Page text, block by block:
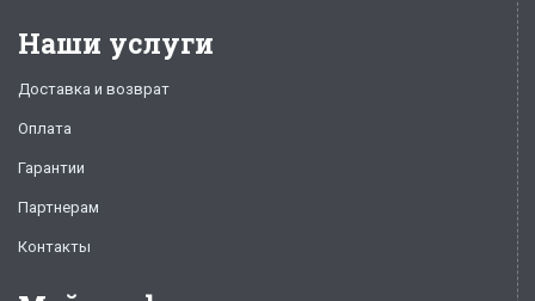
Наши услуги
Доставка и возврат
Оплата
Гарантии
Партнерам
Контакты